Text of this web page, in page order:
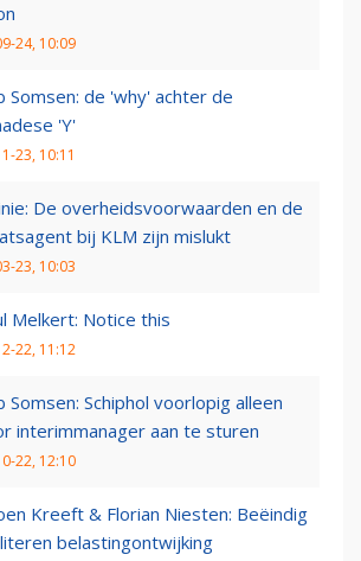
24, 10:09
Somsen: de 'why' achter de
'Y'
23, 10:11
De overheidsvoorwaarden en de
bij KLM zijn mislukt
23, 10:03
Melkert: Notice this
22, 11:12
Somsen: Schiphol voorlopig alleen
interimmanager aan te sturen
22, 12:10
Kreeft & Florian Niesten: Beëindig
belastingontwijking